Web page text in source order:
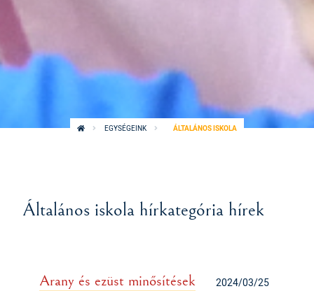
EGYSÉGEINK ÁLTALÁNOS ISKOLA
Általános iskola hírkategória hírek
2024/03/25
Arany és ezüst minősítések